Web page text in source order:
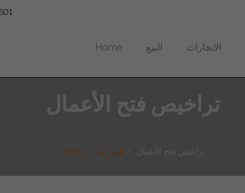
Home البيع الايجارات
تراخيص فتح الأعمال
Home الشركة تراخيص فتح الأعمال